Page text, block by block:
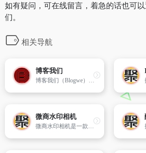
如有疑问，可在线留言，着急的话也可
们。
相关导航
博客我们
博客我们（Blogwe）创办于2017年3月，是较早的个人博客导航网站，为纯公益性网站，网站宗旨是通过博客导航串联博客圈子，增强互动交流，认识更多朋友。"
微商水印相机
微商水印相机是一款在手机端给图片批量加水印的工具,主要特色是可以上传自己的水印图标,批量添加马赛克、画笔、文字、修改颜色、透明度、位置、大小等。是微商保护图片版权、提高图片处理效率的便捷工具。